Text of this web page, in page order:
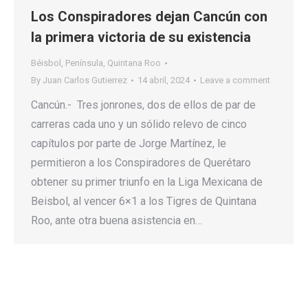
Los Conspiradores dejan Cancún con
la primera victoria de su existencia
Béisbol , Península, Quintana Roo
By Juan Carlos Gutierrez 14 abril, 2024 Leave a comment
Cancún.- Tres jonrones, dos de ellos de par de
carreras cada uno y un sólido relevo de cinco
capítulos por parte de Jorge Martínez, le
permitieron a los Conspiradores de Querétaro
obtener su primer triunfo en la Liga Mexicana de
Beisbol, al vencer 6×1 a los Tigres de Quintana
Roo, ante otra buena asistencia en…